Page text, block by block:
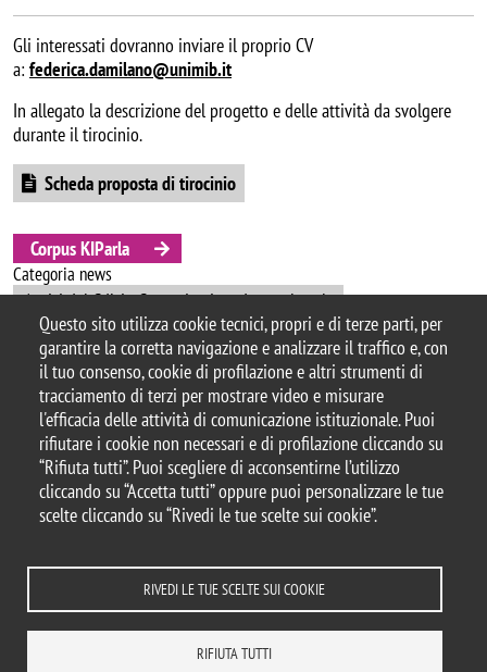
Questo sito utilizza cookie tecnici, propri e di terze parti, per
garantire la corretta navigazione e analizzare il traffico e, con
il tuo consenso, cookie di profilazione e altri strumenti di
tracciamento di terzi per mostrare video e misurare
l'efficacia delle attività di comunicazione istituzionale. Puoi
rifiutare i cookie non necessari e di profilazione cliccando su
“Rifiuta tutti”. Puoi scegliere di acconsentirne l’utilizzo
cliccando su “Accetta tutti” oppure puoi personalizzare le tue
scelte cliccando su “Rivedi le tue scelte sui cookie”.
RIVEDI LE TUE SCELTE SUI COOKIE
RIFIUTA TUTTI
Gli interessati dovranno inviare il proprio CV
a: federica.damilano@unimib.it
In allegato la descrizione del progetto e delle attività da svolgere
durante il tirocinio.
DocumentScheda proposta di tirocinio
Corpus KIParla
Categoria news
Avvisi del CdL in Comunicazione Interculturale
© 2025 Università degli Studi di Milano-Bicocca
Piazza dell'Ateneo Nuovo, 1 - 20126, Milano
Casella PEC:ateneo.bicocca@pec.unimib.it
P.I. 12621570154 |
redazioneweb.formazione@unimib.it
Note legali Privacy e cookie policy Amministrazione trasparente
Accessibility